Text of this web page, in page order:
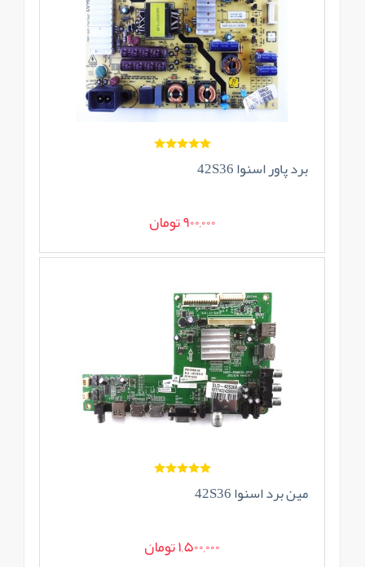
برد پاور اسنوا 42S36
900,000 تومان
مین برد اسنوا 42S36
1,500,000 تومان